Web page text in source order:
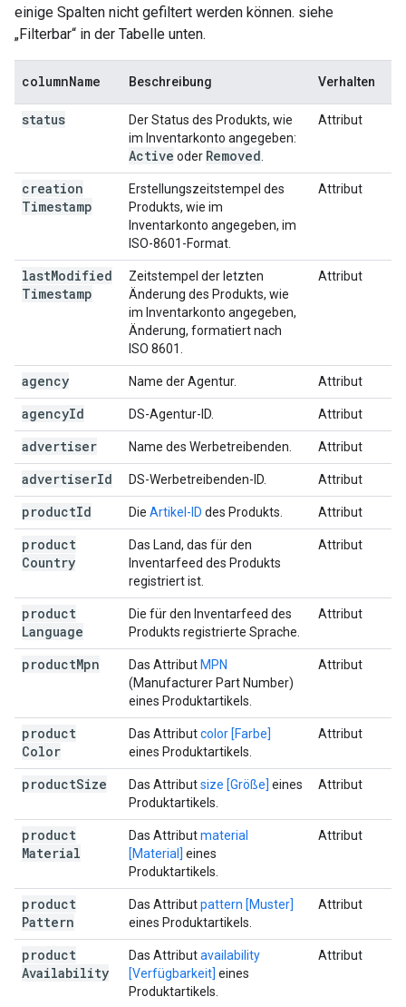
einige Spalten nicht gefiltert werden können. siehe
„Filterbar“ in der Tabelle unten.
columnName Beschreibung Verhalten
status
Der Status des Produkts, wie
im Inventarkonto angegeben:
Active oder Removed
Attribut
creation
Timestamp
Erstellungszeitstempel des
Produkts, wie im
Inventarkonto angegeben, im
ISO-8601-Format.
Attribut
lastModified
Timestamp
Zeitstempel der letzten
Änderung des Produkts, wie
im Inventarkonto angegeben,
Änderung, formatiert nach
ISO 8601.
Attribut
agency Name der Agentur. Attribut
agencyId DS-Agentur-ID. Attribut
advertiser Name des Werbetreibenden. Attribut
advertiserId DS-Werbetreibenden-ID. Attribut
productId Die Artikel-ID des Produkts. Attribut
product
Country
Das Land, das für den
Inventarfeed des Produkts
registriert ist
Attribut
product
Language
Die für den Inventarfeed des
Produkts registrierte Sprache
Attribut
productMpn Das Attribut MPN
(Manufacturer Part Number)
eines Produktartikels.
Attribut
product
Color
Das Attributcolor [Farbe]
eines Produktartikels.
Attribut
productSize Das Attributsize [Größe] eines
Produktartikels.
Attribut
product
Material
Das Attributmaterial
[Material] eines
Produktartikels.
Attribut
product
Pattern
Das Attributpattern [Muster]
eines Produktartikels.
Attribut
product
Availability
Das Attributavailability
[Verfügbarkeit] eines
Produktartikels.
Attribut